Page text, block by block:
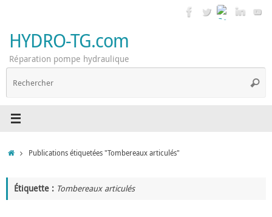
contenu
HYDRO-TG.com
Réparation pompe hydraulique
AccueilPublications étiquetées "Tombereaux articulés"
Étiquette : Tombereaux articulés